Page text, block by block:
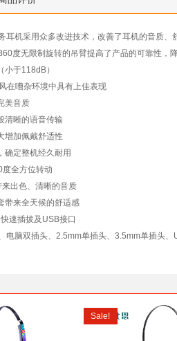
耳机采用众多改进技术，改善了耳机的音质
度无限制旋转的吊臂提高了产品的可靠性，
小于118dB）
在嘈杂环境中具有上佳表现
美音质
清晰的语音传输
增加佩戴舒适性
确定整机经久耐用
全方位转动
来出色、清晰的音质
带来全天候的舒适感
速插拔及USB接口
电脑双插头、2.5mm单插头、3.5mm单插头、
Sale!